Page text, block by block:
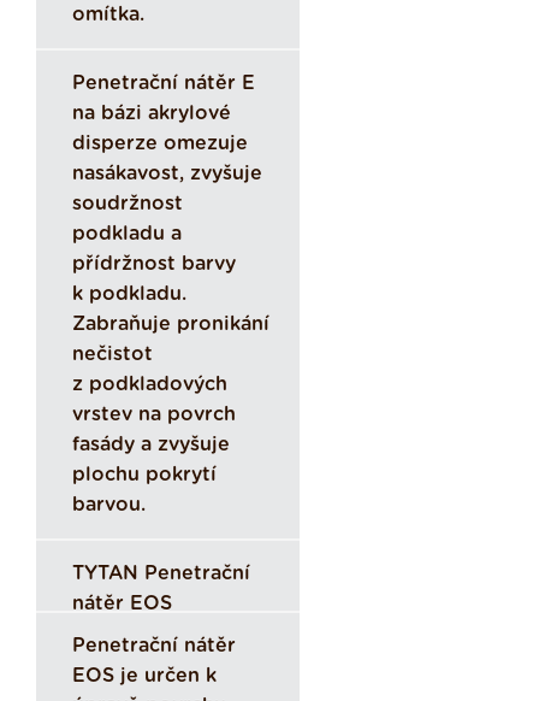
omítka.
Penetrační nátěr E
na bázi akrylové
disperze omezuje
nasákavost, zvyšuje
soudržnost
podkladu a
přídržnost barvy
k podkladu.
Zabraňuje pronikání
nečistot
z podkladových
vrstev na povrch
fasády a zvyšuje
plochu pokrytí
barvou.
TYTAN Penetrační
nátěr EOS
Penetrační nátěr
EOS je určen k